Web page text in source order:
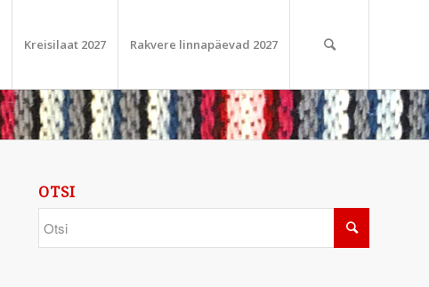
Kreisilaat 2027 Rakvere linnapäevad 2027
OTSI